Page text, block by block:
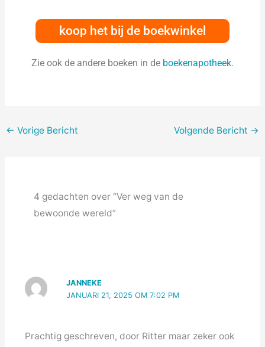
koop het bij de boekwinkel
Zie ook de andere boeken in de boekenapotheek.
← Vorige Bericht Volgende Bericht →
4 gedachten over “Ver weg van de
bewoonde wereld”
JANNEKE
JANUARI 21, 2025 OM 7:02 PM
Prachtig geschreven, door Ritter maar zeker ook